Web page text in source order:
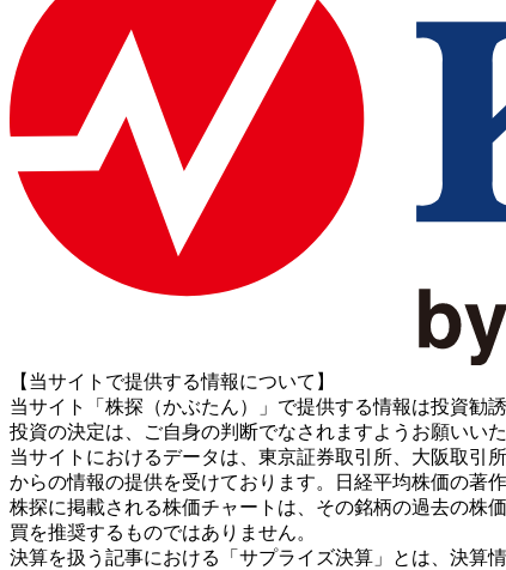
【当サイトで提供する情報について】
当サイト「株探（かぶたん）」で提供する情報は投資勧
投資の決定は、ご自身の判断でなされますようお願いいた
当サイトにおけるデータは、東京証券取引所、大阪取引
からの情報の提供を受けております。日経平均株価の著
株探に掲載される株価チャートは、その銘柄の過去の株
買を推奨するものではありません。
決算を扱う記事における「サプライズ決算」とは、決算